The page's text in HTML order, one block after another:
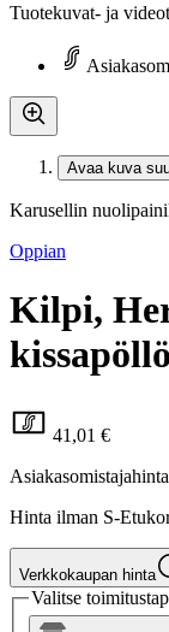
Tuotekuvat- ja videot
Avaa kuva
Karusellin
Oppian
Kilpi,
41,01 €
Asiakasomistajahinta
Hinta ilman S-
Verkkokaupan hinta
Valitse